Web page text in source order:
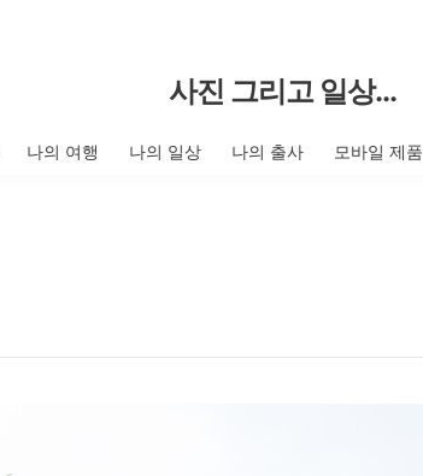
사진 그리고 일상...
나의 여행 나의 일상 나의 출사 모바일 제품